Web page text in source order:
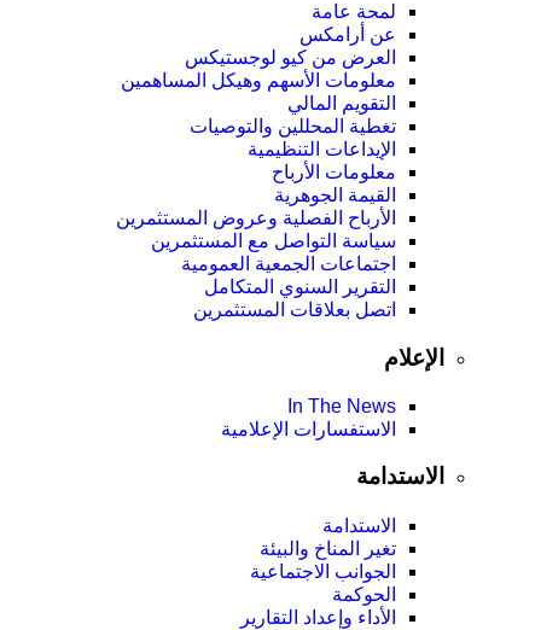
لمحة عامة
عن أرامكس
العرض من كيو لوجستيكس
معلومات الأسهم وهيكل المساهمين
التقويم المالي
تغطية المحللين والتوصيات
الإيداعات التنظيمية
معلومات الأرباح
القيمة الجوهرية
الأرباح الفصلية وعروض المستثمرين
سياسة التواصل مع المستثمرين
اجتماعات الجمعية العمومیة
التقرير السنوي المتكامل
اتصل بعلاقات المستثمرين
الإعلام
In The News
الاستفسارات الإعلامية
الاستدامة
الاستدامة
تغير المناخ والبيئة
الجوانب الاجتماعية
الحوكمة
الأداء وإعداد التقارير